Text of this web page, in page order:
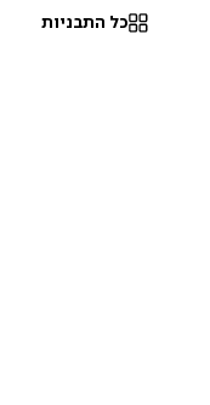
כל התבניות